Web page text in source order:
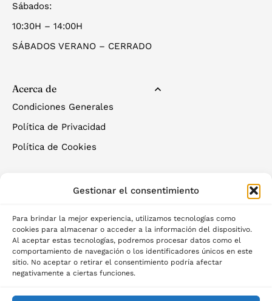
Gestionar el consentimiento
Para brindar la mejor experiencia, utilizamos tecnologías como
cookies para almacenar o acceder a la información del dispositivo.
Al aceptar estas tecnologías, podremos procesar datos como el
comportamiento de navegación o los identificadores únicos en este
sitio. No aceptar o retirar el consentimiento podría afectar
negativamente a ciertas funciones.
Sábados:
10:30H – 14:00H
SÁBADOS VERANO – CERRADO
Acerca de
Condiciones Generales
Política de Privacidad
Política de Cookies
©2025 Palau del descans